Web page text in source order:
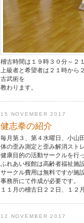
稽古時間は１９時３０分～２
上級者と希望者は２１時から
古武術を
教わります。
15 NOVEMBER 2017
健志拳の紹介
毎月第３、第４水曜日、小山
体の歪み測定と歪み解消スト
健康目的の活動サークルを行
ふれあい桜館は高齢者福祉施
サークル費用は無料ですが施
事務所にて作成が必要です。
１１月の稽古日２２日、１２
12 NOVEMBER 2017